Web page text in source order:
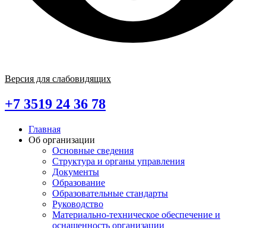
Версия для слабовидящих
+7 3519 24 36 78
Главная
Об организации
Основные сведения
Структура и органы управления
Документы
Образование
Образовательные стандарты
Руководство
Материально-техническое обеспечение и
оснащенность организации